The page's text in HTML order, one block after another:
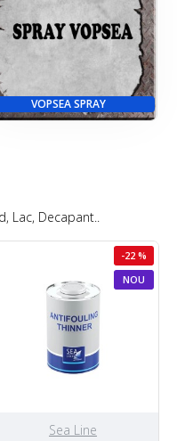
VOPSEA SPRAY
Lac, Decapant..
NOU
-22 %
Sea Line